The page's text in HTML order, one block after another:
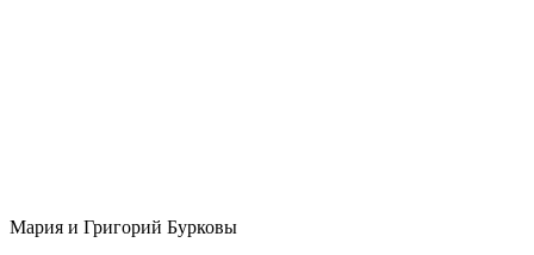
Мария и Григорий Бурковы